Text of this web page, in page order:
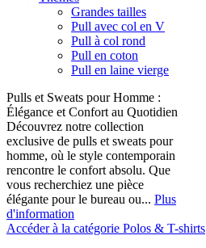
Grandes tailles
Pull avec col en V
Pull à col rond
Pull en coton
Pull en laine vierge
Pulls et Sweats pour Homme :
Élégance et Confort au Quotidien
Découvrez notre collection
exclusive de pulls et sweats pour
homme, où le style contemporain
rencontre le confort absolu. Que
vous recherchiez une pièce
élégante pour le bureau ou... Plus
d'information
Accéder à la catégorie Polos & T-shirts